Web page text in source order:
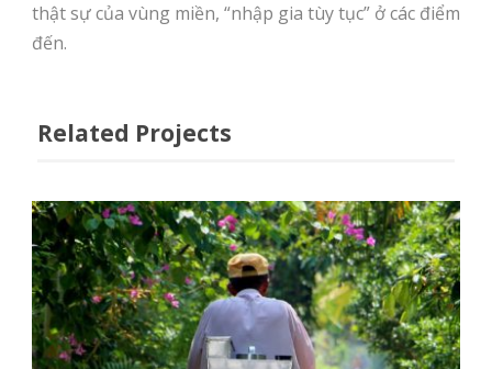
thật sự của vùng miền, “nhập gia tùy tục” ở các điểm
đến.
Related Projects